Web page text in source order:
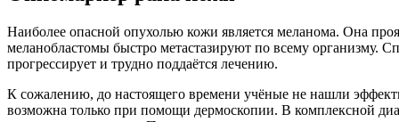
Наиболее опасной опухолью кожи является меланома. Она
меланобластомы быстро метастазируют по всему организму.
прогрессирует и трудно поддаётся лечению.
К сожалению, до настоящего времени учёные не нашли
возможна только при помощи дермоскопии. В комплексной